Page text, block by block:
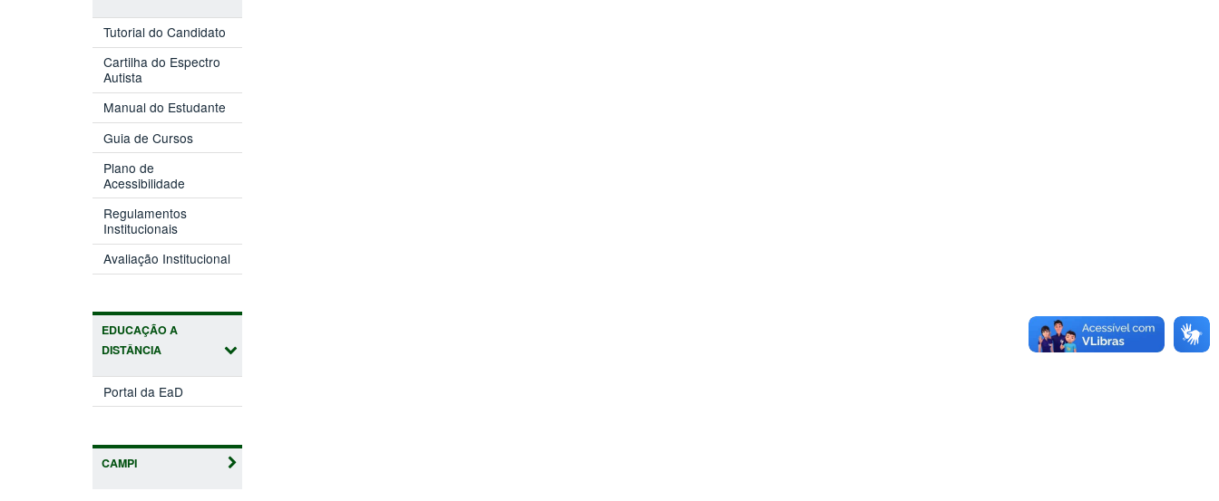
Tutorial do Candidato
Cartilha do Espectro
Autista
Manual do Estudante
Guia de Cursos
Plano de
Acessibilidade
Regulamentos
Institucionais
Avaliação Institucional
EDUCAÇÃO A
DISTÂNCIA
Portal da EaD
CAMPI